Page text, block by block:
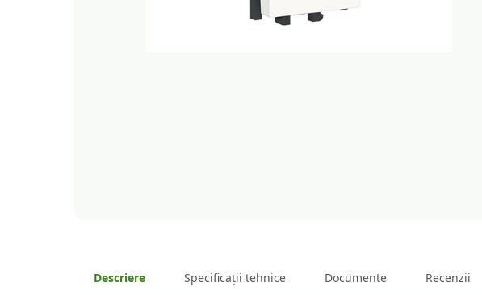
Descriere Specificații tehnice Documente Recenzii